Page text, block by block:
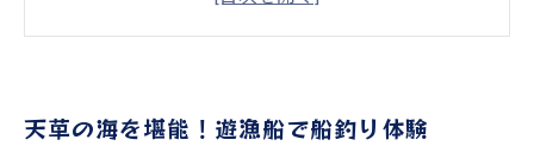
豊富な漁獲物が自慢！天草の遊漁船で楽しむ船
遊漁船に乗って自然溢れる天草で最高の船釣り
天草の海を堪能！遊漁船で船釣り体験